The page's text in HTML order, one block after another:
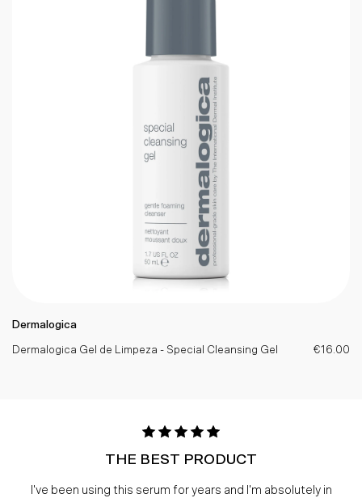
Dermalogica
Dermalogica Gel de Limpeza - Special Cleansing Gel €16.00
THE BEST PRODUCT
I've been using this serum for years and I'm absolutely in